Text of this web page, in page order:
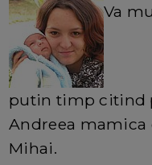
Va
putin timp citind
Andreea mamica
Mihai.